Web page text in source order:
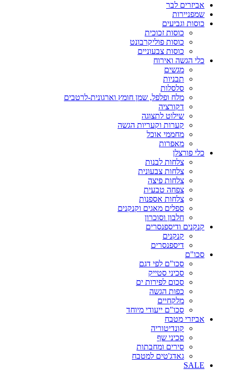
אביזרים לבר
שמפניירות
כוסות וגביעים
כוסות זכוכית
כוסות פוליקרבונט
כוסות צבעוניים
כלי הגשה ואירוח
מגשים
תבניות
סלסלות
מלח ופלפל, שמן חומץ וארגונית-לרטבים
דקורציה
שילוט לתצוגה
קערות וקעריות הגשה
מחממי אוכל
מאפרות
כלי פורצלן
צלחות לבנות
צלחות צבעונית
צלחות פיצה
צפחה טבעית
צלחות אספנות
ספלים מאגים וקנקנים
חלבון וסוכרון
קנקנים ודיספנסרים
קנקנים
דיספנסרים
סכו"ם
סכו"ם לפי דגם
סכיני סטייק
סכום לפירות ים
כפות הגשה
מלקחיים
סכו"ם ייעודי מיוחד
אביזרי מטבח
קונדיטוריה
סכיני שף
סירים ומחבתות
גאדג'טים למטבח
SALE